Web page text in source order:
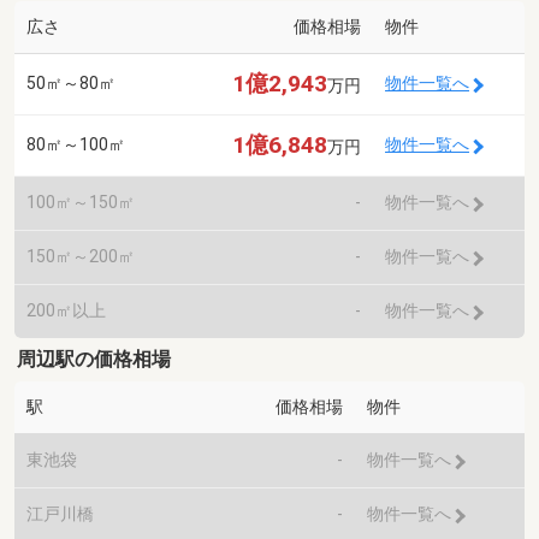
広さ 価格相場 物件
50㎡～80㎡ 1億2,943万円 物件一覧へ
80㎡～100㎡ 1億6,848万円 物件一覧へ
100㎡～150㎡ - 物件一覧へ
150㎡～200㎡ - 物件一覧へ
200㎡以上 - 物件一覧へ
周辺駅の価格相場
駅 価格相場 物件
東池袋 - 物件一覧へ
江戸川橋 - 物件一覧へ